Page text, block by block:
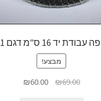
עבודת יד 16 ס"מ דגם 81
מבצע!
₪69.00
המחיר₪60.00